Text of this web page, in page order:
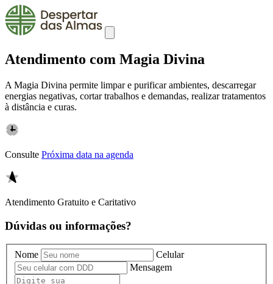
Atendimento com Magia Divina
A Magia Divina permite limpar e purificar ambientes, descarregar
energias negativas, cortar trabalhos e demandas, realizar tratamentos
à distância e curas.
Consulte Próxima data na agenda
Atendimento Gratuito e Caritativo
Dúvidas ou informações?
Nome
Celular
Mensagem